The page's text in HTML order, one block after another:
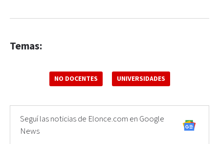
Temas:
NO DOCENTES UNIVERSIDADES
Seguí las noticias de Elonce.com en Google
News